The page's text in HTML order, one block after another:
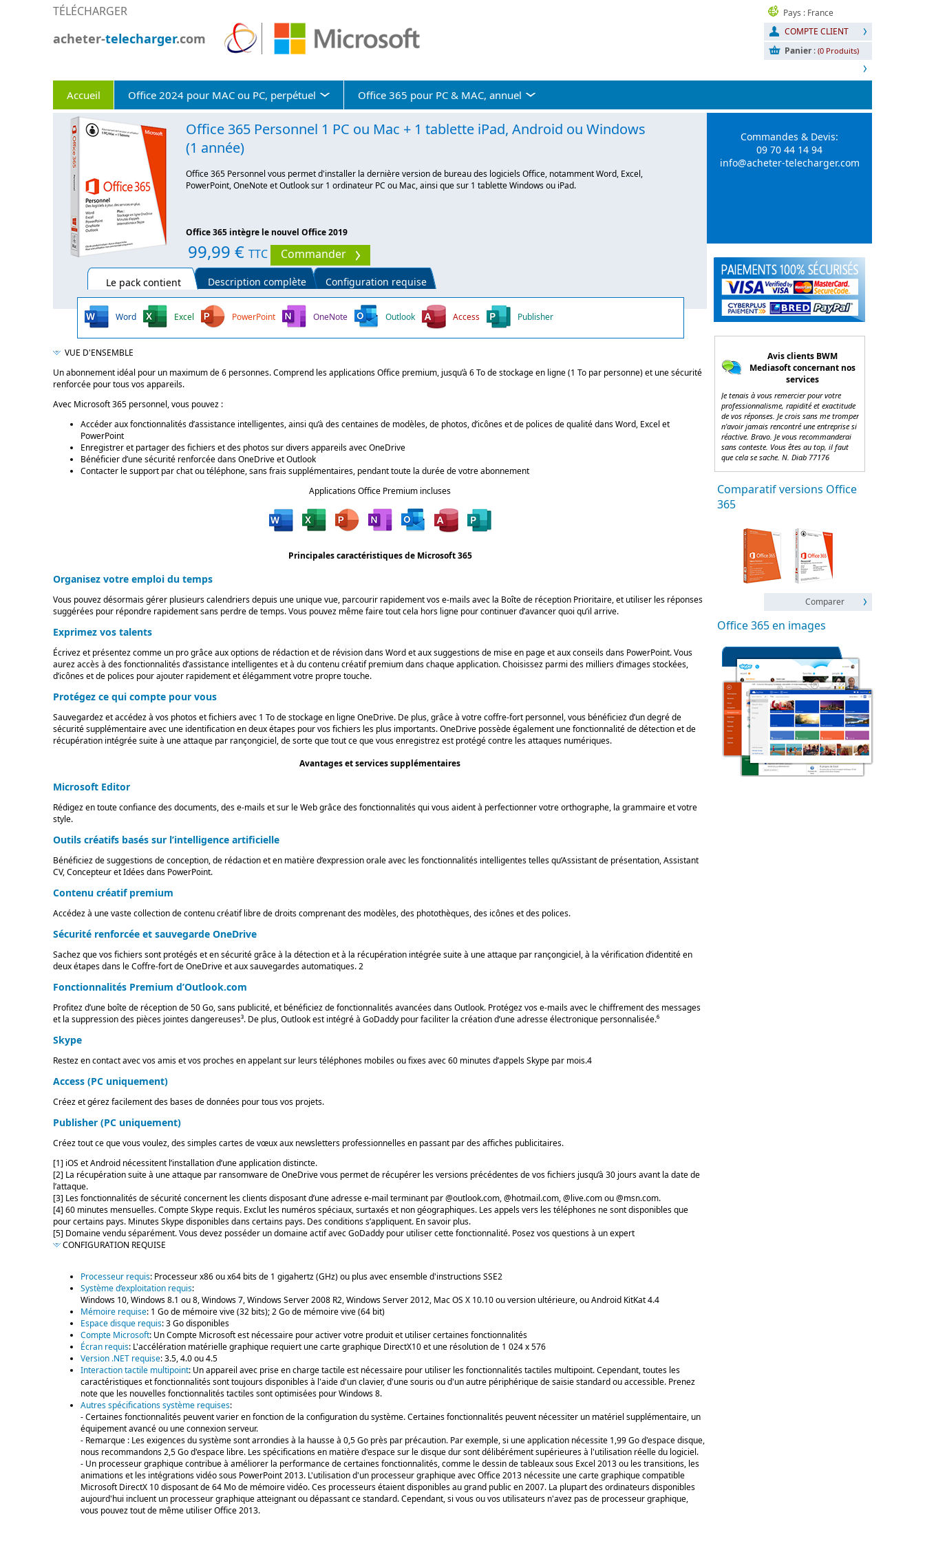
TÉLÉCHARGER Pays : France
acheter-telecharger.com
COMPTE CLIENT
Panier : (0 Produits)
Accueil Office 2024 pour MAC ou PC, perpétuel Office 365 pour PC & MAC, annuel
Office 365 Personnel 1 PC ou Mac + 1 tablette iPad, Android ou Windows
(1 année)
Office 365 Personnel vous permet d'installer la dernière version de bureau des logiciels Office, notamment Word, Excel,
PowerPoint, OneNote et Outlook sur 1 ordinateur PC ou Mac, ainsi que sur 1 tablette Windows ou iPad.
Office 365 intègre le nouvel Office 2019
99,99 € TTC Commander
Le pack contient Description complète Configuration requise
Word Excel PowerPoint OneNote Outlook Access Publisher
VUE D'ENSEMBLE
Un abonnement idéal pour un maximum de 6 personnes. Comprend les applications Office premium, jusqu’à 6 To de stockage en ligne (1 To par personne) et une sécurité
renforcée pour tous vos appareils.
Avec Microsoft 365 personnel, vous pouvez :
Accéder aux fonctionnalités d’assistance intelligentes, ainsi qu’à des centaines de modèles, de photos, d’icônes et de polices de qualité dans Word, Excel et
PowerPoint
Enregistrer et partager des fichiers et des photos sur divers appareils avec OneDrive
Bénéficier d’une sécurité renforcée dans OneDrive et Outlook
Contacter le support par chat ou téléphone, sans frais supplémentaires, pendant toute la durée de votre abonnement
Applications Office Premium incluses
Principales caractéristiques de Microsoft 365
Organisez votre emploi du temps
Vous pouvez désormais gérer plusieurs calendriers depuis une unique vue, parcourir rapidement vos e-mails avec la Boîte de réception Prioritaire, et utiliser les réponses
suggérées pour répondre rapidement sans perdre de temps. Vous pouvez même faire tout cela hors ligne pour continuer d’avancer quoi qu’il arrive.
Exprimez vos talents
Écrivez et présentez comme un pro grâce aux options de rédaction et de révision dans Word et aux suggestions de mise en page et aux conseils dans PowerPoint. Vous
aurez accès à des fonctionnalités d’assistance intelligentes et à du contenu créatif premium dans chaque application. Choisissez parmi des milliers d’images stockées,
d’icônes et de polices pour ajouter rapidement et élégamment votre propre touche.
Protégez ce qui compte pour vous
Sauvegardez et accédez à vos photos et fichiers avec 1 To de stockage en ligne OneDrive. De plus, grâce à votre coffre-fort personnel, vous bénéficiez d’un degré de
sécurité supplémentaire avec une identification en deux étapes pour vos fichiers les plus importants. OneDrive possède également une fonctionnalité de détection et de
récupération intégrée suite à une attaque par rançongiciel, de sorte que tout ce que vous enregistrez est protégé contre les attaques numériques.
Avantages et services supplémentaires
Microsoft Editor
Rédigez en toute confiance des documents, des e-mails et sur le Web grâce des fonctionnalités qui vous aident à perfectionner votre orthographe, la grammaire et votre
style.
Outils créatifs basés sur l’intelligence artificielle
Bénéficiez de suggestions de conception, de rédaction et en matière d’expression orale avec les fonctionnalités intelligentes telles qu’Assistant de présentation, Assistant
CV, Concepteur et Idées dans PowerPoint.
Contenu créatif premium
Accédez à une vaste collection de contenu créatif libre de droits comprenant des modèles, des photothèques, des icônes et des polices.
Sécurité renforcée et sauvegarde OneDrive
Sachez que vos fichiers sont protégés et en sécurité grâce à la détection et à la récupération intégrée suite à une attaque par rançongiciel, à la vérification d’identité en
deux étapes dans le Coffre-fort de OneDrive et aux sauvegardes automatiques. 2
Fonctionnalités Premium d’Outlook.com
Profitez d’une boîte de réception de 50 Go, sans publicité, et bénéficiez de fonctionnalités avancées dans Outlook. Protégez vos e-mails avec le chiffrement des messages
et la suppression des pièces jointes dangereuses³. De plus, Outlook est intégré à GoDaddy pour faciliter la création d’une adresse électronique personnalisée.⁶
Skype
Restez en contact avec vos amis et vos proches en appelant sur leurs téléphones mobiles ou fixes avec 60 minutes d’appels Skype par mois.4
Access (PC uniquement)
Créez et gérez facilement des bases de données pour tous vos projets.
Publisher (PC uniquement)
Créez tout ce que vous voulez, des simples cartes de vœux aux newsletters professionnelles en passant par des affiches publicitaires.
[1] iOS et Android nécessitent l’installation d’une application distincte.
[2] La récupération suite à une attaque par ransomware de OneDrive vous permet de récupérer les versions précédentes de vos fichiers jusqu’à 30 jours avant la date de
l’attaque.
[3] Les fonctionnalités de sécurité concernent les clients disposant d’une adresse e-mail terminant par @outlook.com, @hotmail.com, @live.com ou @msn.com.
[4] 60 minutes mensuelles. Compte Skype requis. Exclut les numéros spéciaux, surtaxés et non géographiques. Les appels vers les téléphones ne sont disponibles que
pour certains pays. Minutes Skype disponibles dans certains pays. Des conditions s’appliquent. En savoir plus.
[5] Domaine vendu séparément. Vous devez posséder un domaine actif avec GoDaddy pour utiliser cette fonctionnalité. Posez vos questions à un expert
CONFIGURATION REQUISE
Processeur requis: Processeur x86 ou x64 bits de 1 gigahertz (GHz) ou plus avec ensemble d'instructions SSE2
Système d’exploitation requis:
Windows 10, Windows 8.1 ou 8, Windows 7, Windows Server 2008 R2, Windows Server 2012, Mac OS X 10.10 ou version ultérieure, ou Android KitKat 4.4
Mémoire requise: 1 Go de mémoire vive (32 bits); 2 Go de mémoire vive (64 bit)
Espace disque requis: 3 Go disponibles
Compte Microsoft: Un Compte Microsoft est nécessaire pour activer votre produit et utiliser certaines fonctionnalités
Écran requis: L'accélération matérielle graphique requiert une carte graphique DirectX10 et une résolution de 1 024 x 576
Version .NET requise: 3.5, 4.0 ou 4.5
Interaction tactile multipoint: Un appareil avec prise en charge tactile est nécessaire pour utiliser les fonctionnalités tactiles multipoint. Cependant, toutes les
caractéristiques et fonctionnalités sont toujours disponibles à l'aide d'un clavier, d'une souris ou d'un autre périphérique de saisie standard ou accessible. Prenez
note que les nouvelles fonctionnalités tactiles sont optimisées pour Windows 8.
Autres spécifications système requises:
- Certaines fonctionnalités peuvent varier en fonction de la configuration du système. Certaines fonctionnalités peuvent nécessiter un matériel supplémentaire, un
équipement avancé ou une connexion serveur.
- Remarque : Les exigences du système sont arrondies à la hausse à 0,5 Go près par précaution. Par exemple, si une application nécessite 1,99 Go d'espace disque,
nous recommandons 2,5 Go d'espace libre. Les spécifications en matière d'espace sur le disque dur sont délibérément supérieures à l'utilisation réelle du logiciel.
- Un processeur graphique contribue à améliorer la performance de certaines fonctionnalités, comme le dessin de tableaux sous Excel 2013 ou les transitions, les
animations et les intégrations vidéo sous PowerPoint 2013. L'utilisation d'un processeur graphique avec Office 2013 nécessite une carte graphique compatible
Microsoft DirectX 10 disposant de 64 Mo de mémoire vidéo. Ces processeurs étaient disponibles au grand public en 2007. La plupart des ordinateurs disponibles
aujourd'hui incluent un processeur graphique atteignant ou dépassant ce standard. Cependant, si vous ou vos utilisateurs n'avez pas de processeur graphique,
vous pouvez tout de même utiliser Office 2013.
Commandes & Devis:
09 70 44 14 94
info@acheter-telecharger.com
Avis clients BWM
Mediasoft concernant nos
services
Je tenais à vous remercier pour votre
professionnalisme, rapidité et exactitude
de vos réponses. Je crois sans me tromper
n'avoir jamais rencontré une entreprise si
réactive. Bravo. Je vous recommanderai
sans conteste. Vous êtes au top, il faut
que cela se sache. N. Diab 77176
Comparatif versions Office
365
Comparer
Office 365 en images